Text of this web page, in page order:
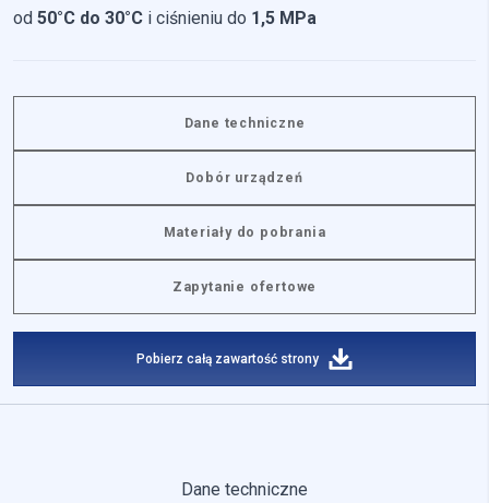
od 50°C do 30°C i ciśnieniu do 1,5 MPa
Dane techniczne
Dobór urządzeń
Materiały do pobrania
Zapytanie ofertowe
Pobierz całą zawartość strony
Dane techniczne